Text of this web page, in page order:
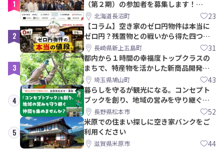
1
（第２期）の参加者を募集します！
【8/21〆】
北海道長沼町 23
2
【コラム】空き家のゼロ円物件は本当に
ゼロ円？残置物との戦いから得た四つの
教訓｜新上五島町
長崎県新上五島町 31
3
都内から１時間の幸福度トップクラスの
まちで、特産物を活かした新商品開発＆
PRメンバー募集！
埼玉県鳩山町 43
4
暮らしを守るが観光になる。コンセプト
ブックを創り、地域の営みを守り継ぐ仲
間を集めませんか？
長野県松本市 52
5
米原での住まい探しに空き家バンクをご
利用ください
滋賀県米原市 44